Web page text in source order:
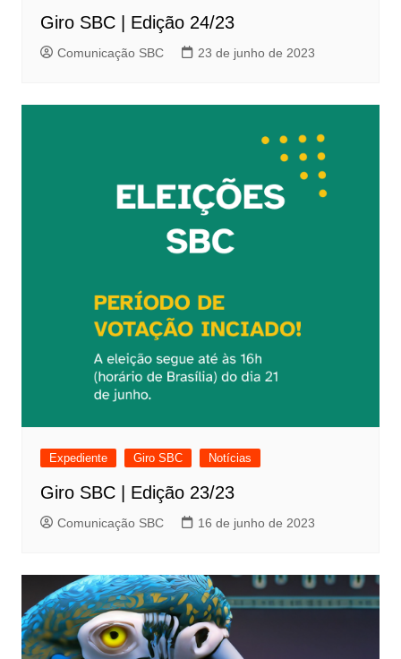
Giro SBC | Edição 24/23
Comunicação SBC 23 de junho de 2023
Expediente Giro SBC Notícias
Giro SBC | Edição 23/23
Comunicação SBC 16 de junho de 2023